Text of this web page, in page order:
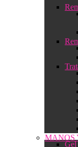
MANOS
Gel